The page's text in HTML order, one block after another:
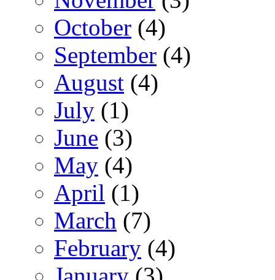
October (4)
September (4)
August (4)
July (1)
June (3)
May (4)
April (1)
March (7)
February (4)